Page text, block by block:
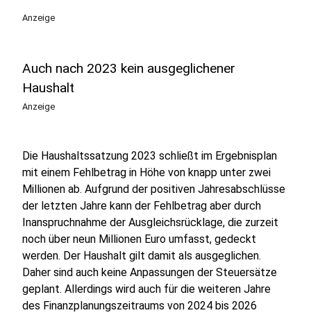
Anzeige
Auch nach 2023 kein ausgeglichener
Haushalt
Anzeige
Die Haushaltssatzung 2023 schließt im Ergebnisplan
mit einem Fehlbetrag in Höhe von knapp unter zwei
Millionen ab. Aufgrund der positiven Jahresabschlüsse
der letzten Jahre kann der Fehlbetrag aber durch
Inanspruchnahme der Ausgleichsrücklage, die zurzeit
noch über neun Millionen Euro umfasst, gedeckt
werden. Der Haushalt gilt damit als ausgeglichen.
Daher sind auch keine Anpassungen der Steuersätze
geplant. Allerdings wird auch für die weiteren Jahre
des Finanzplanungszeitraums von 2024 bis 2026